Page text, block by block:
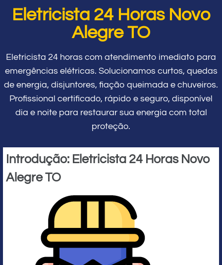
Eletricista 24 Horas Novo
Alegre TO
Eletricista 24 horas com atendimento imediato para
emergências elétricas. Solucionamos curtos, quedas
de energia, disjuntores, fiação queimada e chuveiros.
Profissional certificado, rápido e seguro, disponível
dia e noite para restaurar sua energia com total
proteção.
Introdução: Eletricista 24 Horas Novo
Alegre TO